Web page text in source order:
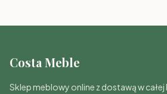
Costa Meble
Sklep meblowy online z dostawą w